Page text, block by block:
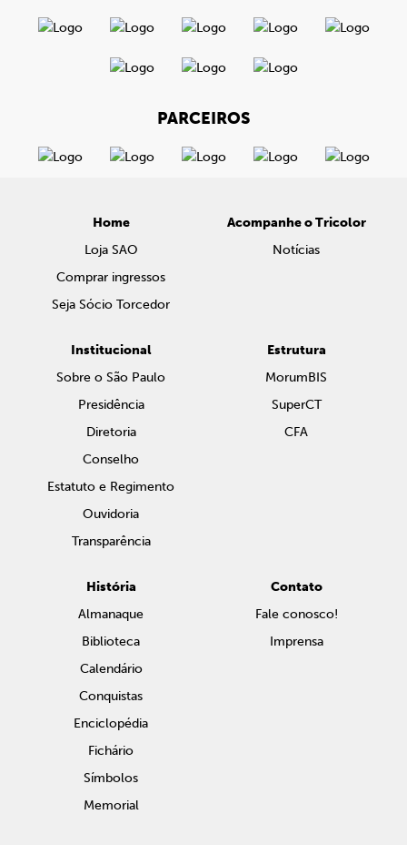
PARCEIROS
Home
Loja SAO
Comprar ingressos
Seja Sócio Torcedor
Acompanhe o Tricolor
Notícias
Institucional
Sobre o São Paulo
Presidência
Diretoria
Conselho
Estatuto e Regimento
Ouvidoria
Transparência
Estrutura
MorumBIS
SuperCT
CFA
História
Almanaque
Biblioteca
Calendário
Conquistas
Enciclopédia
Fichário
Símbolos
Memorial
Contato
Fale conosco!
Imprensa